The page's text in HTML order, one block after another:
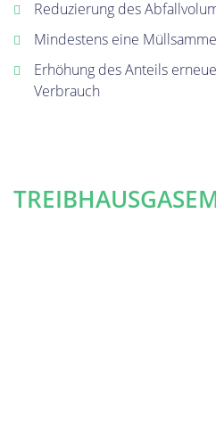
Reduzierung des
Mindestens eine
Erhöhung des Anteils
Verbrauch